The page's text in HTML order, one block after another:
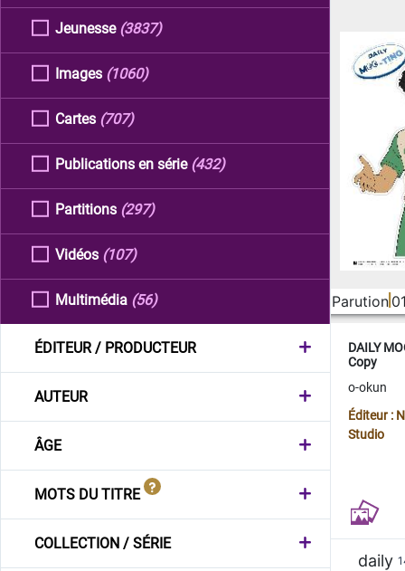
Jeunesse (3837)
Images (1060)
Cartes (707)
Publications en série (432)
Partitions (297)
Vidéos (107)
Multimédia (56)
ÉDITEUR / PRODUCTEUR
AUTEUR
ÂGE
MOTS DU TITRE
COLLECTION / SÉRIE
Parution
DAILY
Copy
o-okun
Éditeur :
Studio
daily